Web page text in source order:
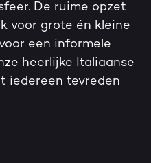
De ruime opzet
voor grote én kleine
een informele
heerlijke Italiaanse
iedereen tevreden